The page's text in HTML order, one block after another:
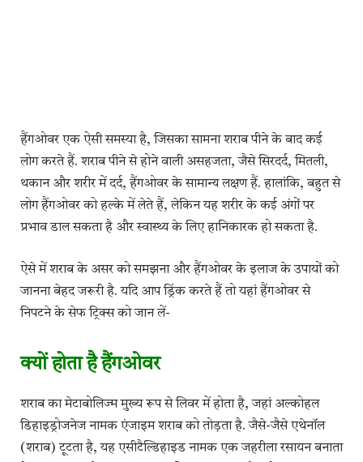
हैंगओवर एक ऐसी समस्या है, जिसका सामना शराब पीने के बाद कई
लोग करते हैं. शराब पीने से होने वाली असहजता, जैसे सिरदर्द, मितली,
थकान और शरीर में दर्द, हैंगओवर के सामान्य लक्षण हैं. हालांकि, बहुत से
लोग हैंगओवर को हल्के में लेते हैं, लेकिन यह शरीर के कई अंगों पर
प्रभाव डाल सकता है और स्वास्थ्य के लिए हानिकारक हो सकता है.
ऐसे में शराब के असर को समझना और हैंगओवर के इलाज के उपायों को
जानना बेहद जरूरी है. यदि आप ड्रिंक करते हैं तो यहां हैंगओवर से
निपटने के सेफ ट्रिक्स को जान लें-
क्यों होता है हैंगओवर
शराब का मेटाबोलिज्म मुख्य रूप से लिवर में होता है, जहां अल्कोहल
डिहाइड्रोजनेज नामक एंजाइम शराब को तोड़ता है. जैसे-जैसे एथेनॉल
(शराब) टूटता है, यह एसीटैल्डिहाइड नामक एक जहरीला रसायन बनाता